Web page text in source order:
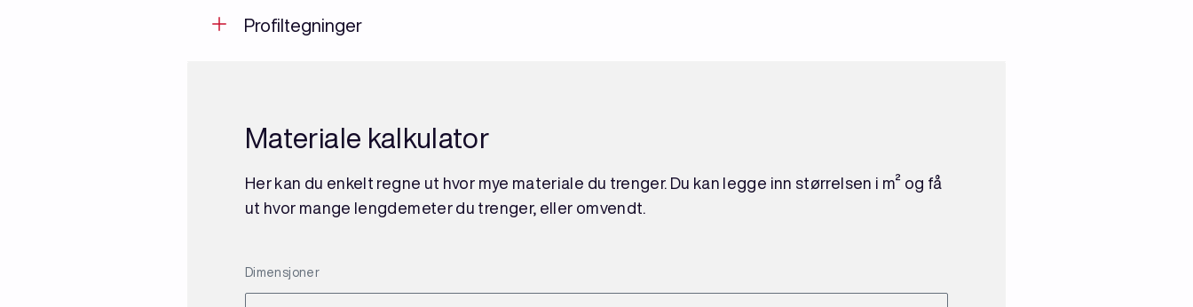
Profiltegninger
Materiale kalkulator
Her kan du enkelt regne ut hvor mye materiale du trenger. Du kan legge inn størrelsen i m² og få
ut hvor mange lengdemeter du trenger, eller omvendt.
Dimensjoner